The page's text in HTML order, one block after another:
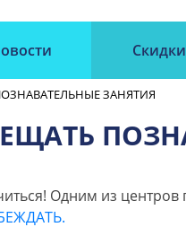
Скидки
ЗАНЯТИЯ
Одним из центров